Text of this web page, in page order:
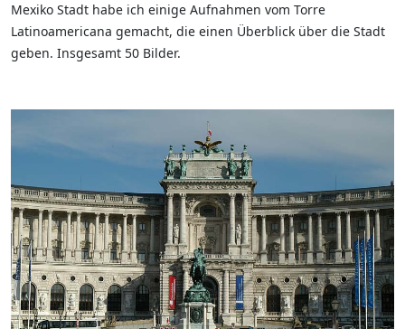
Mexiko Stadt habe ich einige Aufnahmen vom Torre
Latinoamericana gemacht, die einen Überblick über die Stadt
geben. Insgesamt 50 Bilder.